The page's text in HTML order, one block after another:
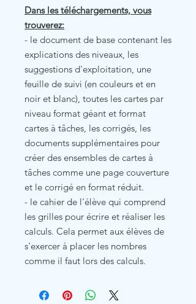
Dans les téléchargements, vous
trouverez:
- le document de base contenant les
explications des niveaux, les
suggestions d'exploitation, une
feuille de suivi (en couleurs et en
noir et blanc), toutes les cartes par
niveau format géant et format
cartes à tâches, les corrigés, les
documents supplémentaires pour
créer des ensembles de cartes à
tâches comme une page couverture
et le corrigé en format réduit.
- le cahier de l'élève qui comprend
les grilles pour écrire et réaliser les
calculs. Cela permet aux élèves de
s'exercer à placer les nombres
comme il faut lors des calculs.